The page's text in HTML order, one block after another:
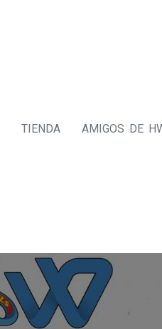
TIENDA AMIGOS DE